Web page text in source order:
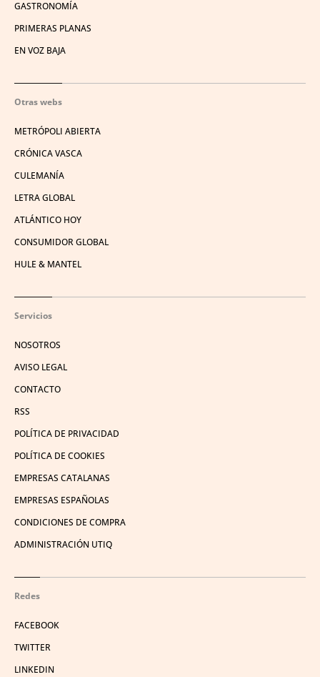
GASTRONOMÍA
PRIMERAS PLANAS
EN VOZ BAJA
Otras webs
METRÓPOLI ABIERTA
CRÓNICA VASCA
CULEMANÍA
LETRA GLOBAL
ATLÁNTICO HOY
CONSUMIDOR GLOBAL
HULE & MANTEL
Servicios
NOSOTROS
AVISO LEGAL
CONTACTO
RSS
POLÍTICA DE PRIVACIDAD
POLÍTICA DE COOKIES
EMPRESAS CATALANAS
EMPRESAS ESPAÑOLAS
CONDICIONES DE COMPRA
ADMINISTRACIÓN UTIQ
Redes
FACEBOOK
TWITTER
LINKEDIN